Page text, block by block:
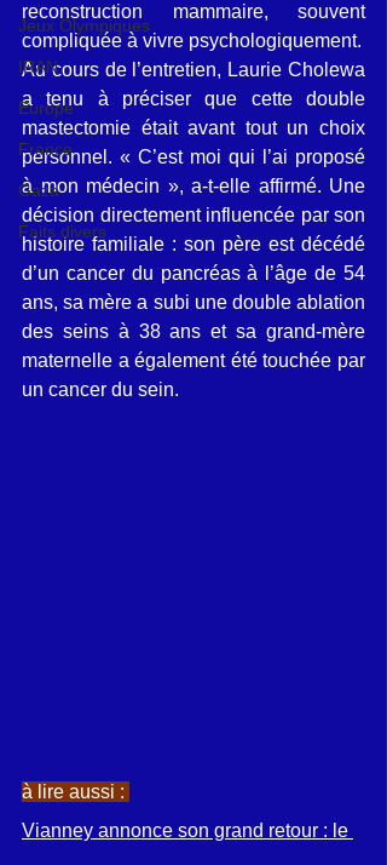
Jeux Olympiques
IRAN
Europe
France
Gaza
Faits divers
reconstruction mammaire, souvent
compliquée à vivre psychologiquement.
Au cours de l’entretien, Laurie Cholewa
a tenu à préciser que cette double
mastectomie était avant tout un choix
personnel. « C’est moi qui l’ai proposé
à mon médecin », a-t-elle affirmé. Une
décision directement influencée par son
histoire familiale : son père est décédé
d’un cancer du pancréas à l’âge de 54
ans, sa mère a subi une double ablation
des seins à 38 ans et sa grand-mère
maternelle a également été touchée par
un cancer du sein.
à lire aussi :
Vianney annonce son grand retour : le